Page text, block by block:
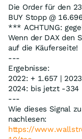
Die Order für den
BUY Stopp @
*** ACHTUNG:
Wenn der DAX den
auf die Käuferseite!
---
Ergebnisse:
2022: + 1.657 |
2024: bis jetzt -334
---
Wie dieses Signal
nachlesen:
https://